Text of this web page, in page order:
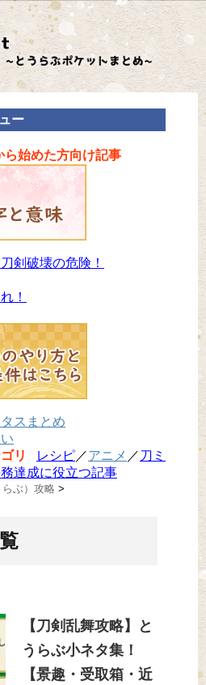
ー
始めた方向け記事
剣破壊の危険！
！
スまとめ
リ
レシピ／アニメ ／ 刀ミ
達成に役立つ記事
ぶ）攻略 >
【刀剣乱舞攻略】と
うらぶ小ネタ集！
【景趣・受取箱・近